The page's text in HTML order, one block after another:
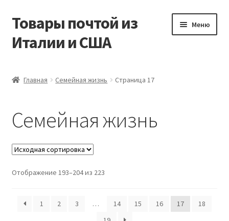
Перейти
навигации
Перейти
содержимому
Товары почтой из
Италии и США
Меню
Корзина
Мой аккаунт
Оформление заказа
Главная Семейная жизнь Страница 17
Семейная жизнь
Отображение 193–204 из 223
1 2 3 … 14 15 16 17
18